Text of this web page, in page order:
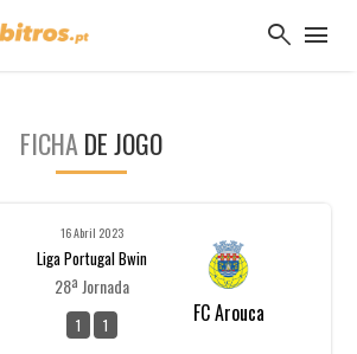
search menu
FICHA DE JOGO
16 Abril 2023
Liga Portugal Bwin
28ª Jornada
1 1 FC Arouca